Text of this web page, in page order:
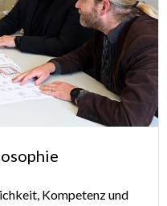
Kompetenz und